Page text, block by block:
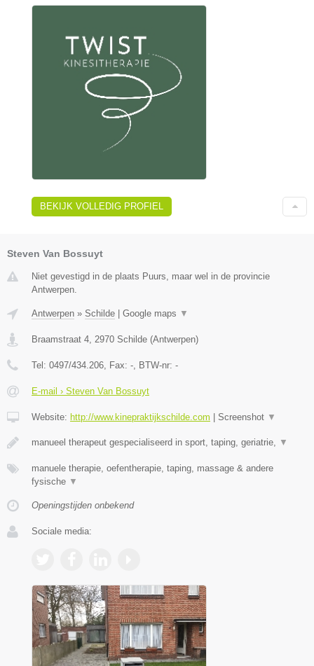
BEKIJK VOLLEDIG PROFIEL
Steven Van Bossuyt
Niet gevestigd in de plaats Puurs, maar wel in de provincie
Antwerpen.
Antwerpen » Schilde Google maps ▼
Braamstraat 4, 2970 Schilde (Antwerpen)
Tel: 0497/434.206, Fax: -, BTW-nr: -
E-mail › Steven Van Bossuyt
Website: http://www.kinepraktijkschilde.com Screenshot ▼
manueel therapeut gespecialiseerd in sport, taping, geriatrie, ▼
manuele therapie, oefentherapie, taping, massage & andere
fysische ▼
Openingstijden onbekend
Sociale media: